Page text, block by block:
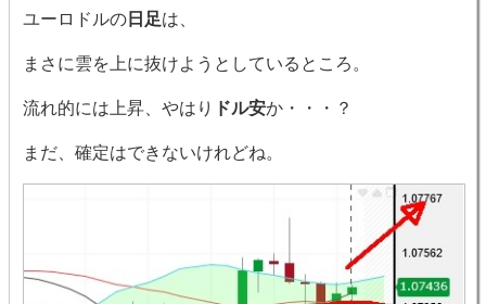
ユーロドルの 日足は、
まさに雲を上に抜けようとしているところ。
流れ的には上昇、やはり ドル安か・・・？
まだ、確定はできないけれどね。